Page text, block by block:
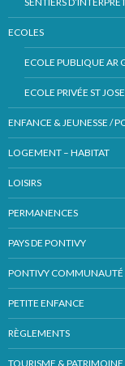
ECOLES
ECOLE PUBLIQUE AR
ECOLE PRIVÉE ST
ENFANCE & JEUNESSE /
LOGEMENT – HABITAT
LOISIRS
PERMANENCES
PAYS DE PONTIVY
PONTIVY COMMUNAUTÉ
PETITE ENFANCE
RÈGLEMENTS
TOURISME & PATRIMOINE